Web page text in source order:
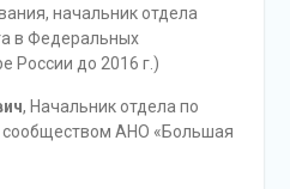
начальник отдела
в Федеральных
России до 2016 г.)
, Начальник отдела по
сообществом АНО «Большая